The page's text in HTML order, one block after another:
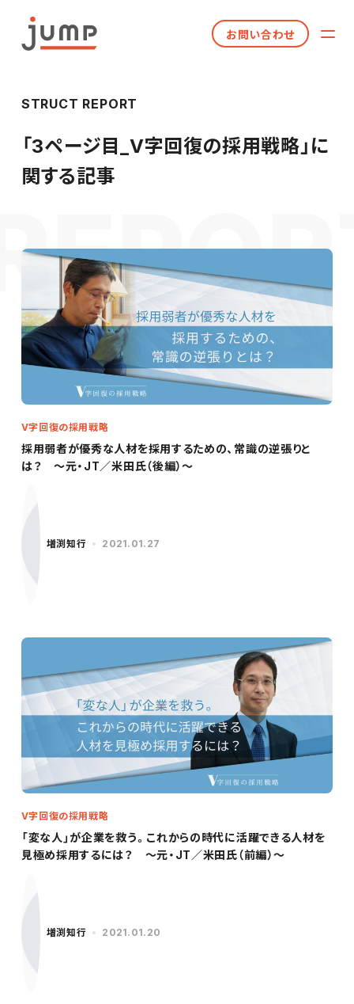
お問い合わせ
STRUCT REPORT
「3ページ目_V字回復の採用戦略」に
関する記事
採用弱者が優秀な人材を採用するための、常識の逆張りと
は？ ～元・JT／米田氏（後編）～
V字回復の採用戦略
増渕知行 2021.01.27
「変な人」が企業を救う。これからの時代に活躍できる人材を
見極め採用するには？ ～元・JT／米田氏（前編）～
V字回復の採用戦略
増渕知行 2021.01.20